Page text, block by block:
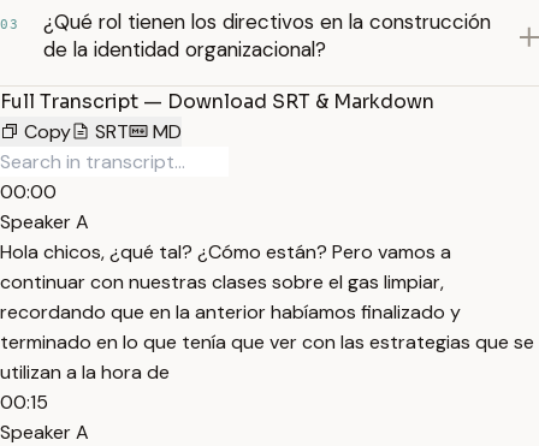
03
¿Qué rol tienen los directivos en la construcción
de la identidad organizacional?
Full Transcript — Download SRT & Markdown
Copy
SRT MD
00:00
Speaker A
Hola chicos, ¿qué tal? ¿Cómo están? Pero vamos a
continuar con nuestras clases sobre el gas limpiar,
recordando que en la anterior habíamos finalizado y
terminado en lo que tenía que ver con las estrategias que se
utilizan a la hora de
00:15
Speaker A